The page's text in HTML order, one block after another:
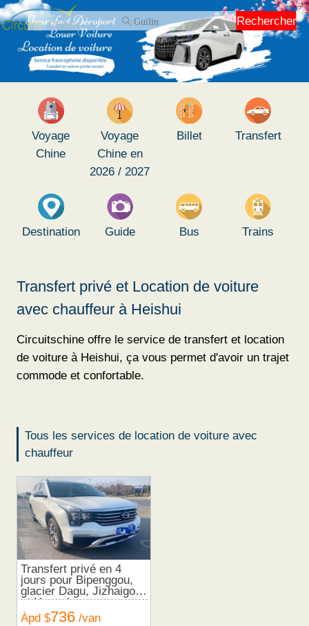
Rechercher
Voyage
Chine
Voyage
Chine en
2026 / 2027
Billet Transfert
Destination Guide Bus Trains
Transfert privé et Location de voiture
avec chauffeur à Heishui
Circuitschine offre le service de transfert et location
de voiture à Heishui, ça vous permet d'avoir un trajet
commode et confortable.
Tous les services de location de voiture avec
chauffeur
Transfert privé en 4
jours pour Bipenggou,
glacier Dagu, Jizhaigou
et Huanglong
Àpd $736/van